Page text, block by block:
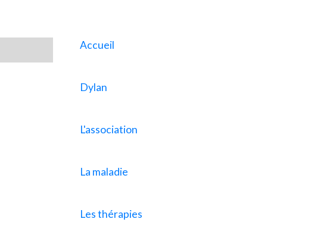
Accueil
Dylan
L'association
La maladie
Les thérapies